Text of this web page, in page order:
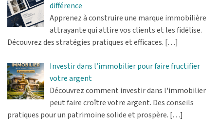
différence
Apprenez à construire une marque immobilière
attrayante qui attire vos clients et les fidélise.
Découvrez des stratégies pratiques et efficaces. […]
Investir dans l’immobilier pour faire fructifier
votre argent
Découvrez comment investir dans l'immobilier
peut faire croître votre argent. Des conseils
pratiques pour un patrimoine solide et prospère. […]